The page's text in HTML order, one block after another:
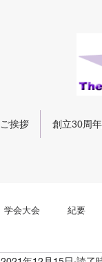
ご挨拶 創立30周
学会大会 紀要